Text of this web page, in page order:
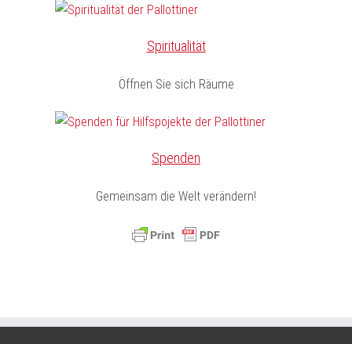
Spiritualität
Öffnen Sie sich Räume
Spenden
Gemeinsam die Welt verändern!